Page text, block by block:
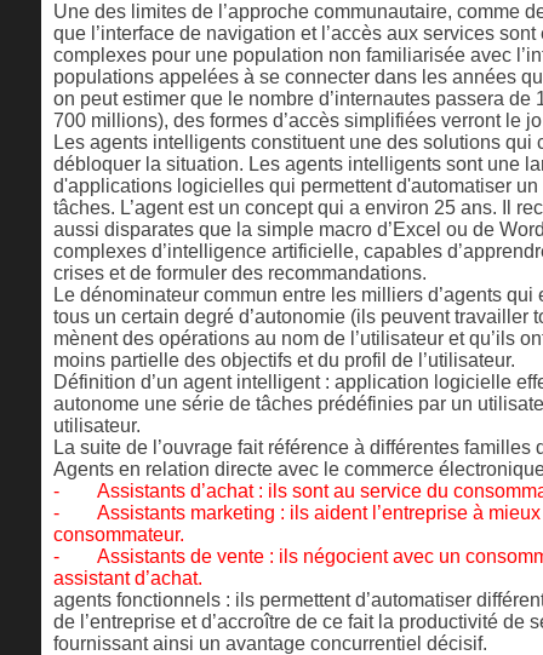
Une des limites de l’approche communautaire, comme
que l’interface de navigation et l’accès aux services
complexes pour une population non familiarisée avec
populations appelées à se connecter dans les années
on peut estimer que le nombre d’internautes passera de
700 millions), des formes d’accès simplifiées verront le
Les agents intelligents constituent une des solutions qui
débloquer la situation. Les agents intelligents sont une
d'applications logicielles qui permettent d'automatiser
tâches. L’agent est un concept qui a environ 25 ans. Il
aussi disparates que la simple macro d’Excel ou de
complexes d’intelligence artificielle, capables
crises et de formuler des recommandations.
Le dénominateur commun entre les milliers d’agents qui
tous un certain degré d’autonomie (ils peuvent travailler
mènent des opérations au nom de l’utilisateur et qu’ils
moins partielle des objectifs et du profil de l’utilisateur.
Définition d’un agent intelligent : application logicielle
autonome une série de tâches prédéfinies par un
utilisateur.
La suite de l’ouvrage fait référence à différentes familles
Agents en relation directe avec le commerce
- Assistants d’achat : ils sont au service du
- Assistants marketing : ils aident l’entreprise à mieux
consommateur.
- Assistants de vente : ils négocient avec un
assistant d’achat.
agents fonctionnels : ils permettent d’automatiser
de l’entreprise et d’accroître de ce fait la productivité de
fournissant ainsi un avantage concurrentiel décisif.